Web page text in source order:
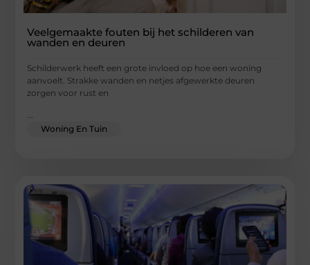
Veelgemaakte fouten bij het schilderen van
wanden en deuren
Schilderwerk heeft een grote invloed op hoe een woning
aanvoelt. Strakke wanden en netjes afgewerkte deuren
zorgen voor rust en
...
Woning En Tuin